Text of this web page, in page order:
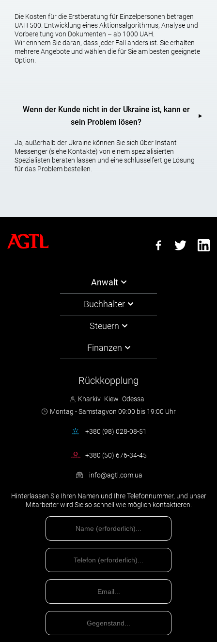
Die Kosten für die Erstberatung für Einzelpersonen betragen
UAH 500. Entwicklung eines Aktionsalgorithmus, Analyse und
Vorbereitung von Dokumenten – ab 1000 UAH.
Wir erinnern Sie daran, dass jeder Fall anders ist. Sie erhalten
mehrere Angebote und wählen die für Sie am besten geeignete
Option.
Wenn der Kunde nicht in der Ukraine ist, kann er
sein Problem lösen?
Ja, außerhalb der Ukraine können Sie sich über Instant
Messenger (siehe Kontakte) von einem spezialisierten
Spezialisten beraten lassen und eine schlüsselfertige Lösung
für das Problem bestellen.
Anwalt
Buchhalter
Steuern
Finanzen
Rückkopplung
Kharkiv Kiew Odessa
Montag - Samstagvon 09:00 bis 19:00 Uhr
+380 (98) 028-08-51
+380 (50) 676-34-45
info@agtl.com.ua
Hinterlassen Sie Ihren Namen und Ihre Telefonnummer, und unser
Mitarbeiter wird Sie so schnell wie möglich kontaktieren.